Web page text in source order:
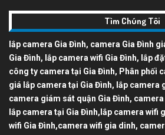
Tìm Chúng Tôi
lắp camera Gia Đình, camera Gia Đình
Gia Đình, lắp camera wifi Gia Đình, lắp
công ty camera tại Gia Đình, Phân phối
giá lắp camera tại Gia Đình, lắp camera
camera giám sát quận Gia Đình, camera
lắp camera tại Gia Đình,lắp camera wifi
wifi Gia Đình,camera wifi gia dinh,